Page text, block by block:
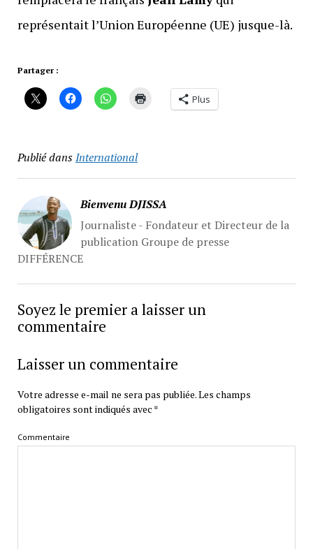
représentait l’Union Européenne (UE) jusque-là.
Partager :
Plus
Publié dansInternational
Bienvenu DJISSA
Journaliste - Fondateur et Directeur de la
publication Groupe de presse
DIFFÉRENCE
Soyez le premier a laisser un
commentaire
Laisser un commentaire
Votre adresse e-mail ne sera pas publiée.Les champs
obligatoires sont indiqués avec *
Commentaire